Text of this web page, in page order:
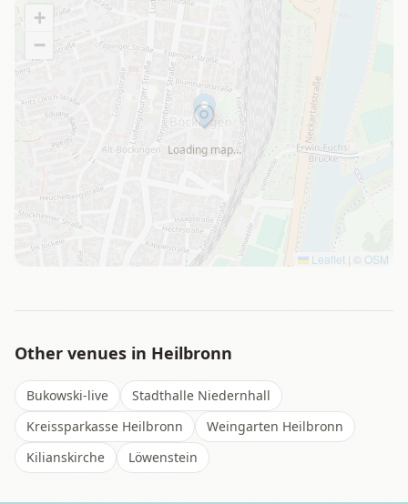
Loading map…
+
−
Leaflet | © OSM
Other venues in Heilbronn
Bukowski-live
Stadthalle Niedernhall
Kreissparkasse Heilbronn
Weingarten Heilbronn
Kilianskirche
Löwenstein